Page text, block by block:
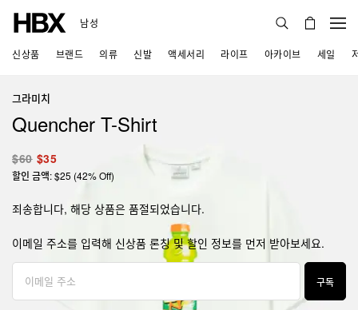
남성
신상품 브랜드 의류 신발 액세서리 라이프 아카이브 세일
그라미치
Quencher T-Shirt
$60 $35
할인 금액: $25 (42% Off)
죄송합니다, 해당 상품은 품절되었습니다.
이메일 주소를 입력해 신상품 론칭 및 할인 정보를 먼저 받아보세요.
구독